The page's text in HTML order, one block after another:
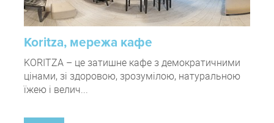
Koritza, мережа кафе
KORITZA – це затишне кафе з демократичними
цінами, зі здоровою, зрозумілою, натуральною
їжею і велич...